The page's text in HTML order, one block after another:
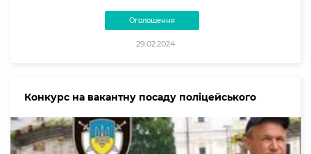
Оголошення
29.02.2024
Конкурс на вакантну посаду поліцейського